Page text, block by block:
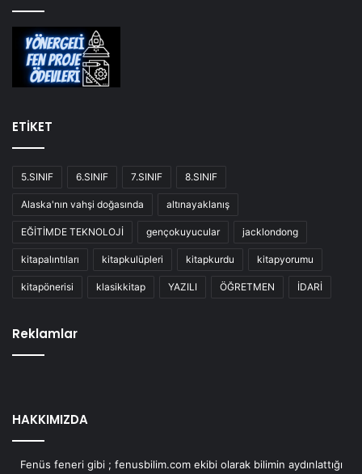
ETİKET
5.SINIF 6.SINIF 7.SINIF 8.SINIF
Alaska'nın vahşi doğasında altınayaklanış
EĞİTİMDE TEKNOLOJİ gençokuyucular jacklondong
kitapalıntıları kitapkulüpleri kitapkurdu kitapyorumu
kitapönerisi klasikkitap YAZILI ÖĞRETMEN İDARİ
Reklamlar
HAKKIMIZDA
Fenüs feneri gibi ; fenusbilim.com ekibi olarak bilimin aydınlattığı